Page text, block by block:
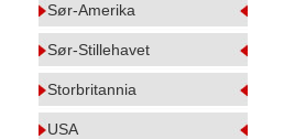
Sør-Amerika
Sør-Stillehavet
Storbritannia
USA